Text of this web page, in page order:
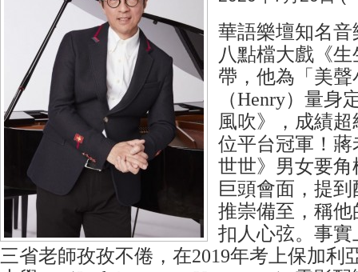
華語樂壇知名
八點檔大戲《
帶，他為「美
（Henry）量身
風吹》，成績
位平台冠軍！
世世》男女要
巨頭會面，提
推崇備至，稱
扣人心弦。事
三省老師孜孜不倦，在2019年考上保加利